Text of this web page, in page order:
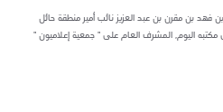
فهد بن مقرن بن عبد العزيز نائب أمير منطقة حائل
مكتبه اليوم, المشرف العام على " جمعية إعلاميون "